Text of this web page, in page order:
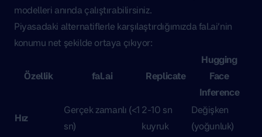
modelleri anında çalıştırabilirsiniz.
Piyasadaki alternatiflerle karşılaştırdığımızda fal.ai’nin
konumu net şekilde ortaya çıkıyor:
Özellik fal.ai Replicate
Hugging
Face
Inference
Hız
Gerçek zamanlı (<1
sn)
2-10 sn
kuyruk
Değişken
(yoğunluk)